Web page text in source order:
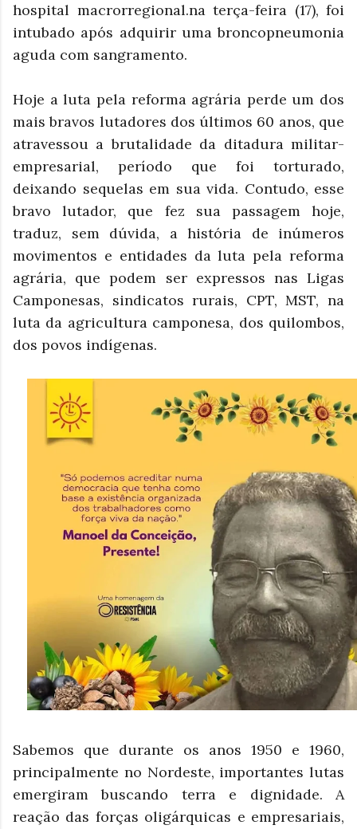
hospital macrorregional.na terça-feira (17), foi
intubado após adquirir uma broncopneumonia
aguda com sangramento.
Hoje a luta pela reforma agrária perde um dos
mais bravos lutadores dos últimos 60 anos, que
atravessou a brutalidade da ditadura militar-
empresarial, período que foi torturado,
deixando sequelas em sua vida. Contudo, esse
bravo lutador, que fez sua passagem hoje,
traduz, sem dúvida, a história de inúmeros
movimentos e entidades da luta pela reforma
agrária, que podem ser expressos nas Ligas
Camponesas, sindicatos rurais, CPT, MST, na
luta da agricultura camponesa, dos quilombos,
dos povos indígenas.
Sabemos que durante os anos 1950 e 1960,
principalmente no Nordeste, importantes lutas
emergiram buscando terra e dignidade. A
reação das forças oligárquicas e empresariais,